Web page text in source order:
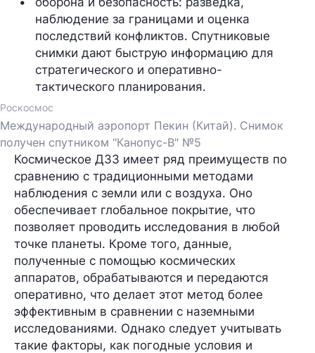
наблюдение за границами и оценка
последствий конфликтов. Спутниковые
снимки дают быструю информацию для
стратегического и оперативно-
тактического планирования.
Роскосмос
Международный аэропорт Пекин (Китай). Снимок
получен спутником "Канопус-В" №5
Космическое ДЗЗ имеет ряд преимуществ по
сравнению с традиционными методами
наблюдения с земли или с воздуха. Оно
обеспечивает глобальное покрытие, что
позволяет проводить исследования в любой
точке планеты. Кроме того, данные,
полученные с помощью космических
аппаратов, обрабатываются и передаются
оперативно, что делает этот метод более
эффективным в сравнении с наземными
исследованиями. Однако следует учитывать
такие факторы, как погодные условия и